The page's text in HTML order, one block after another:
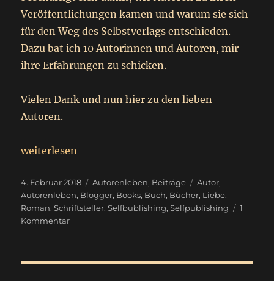
Veröffentlichungen kamen und warum sie sich
für den Weg des Selbstverlags entschieden.
Dazu bat ich 10 Autorinnen und Autoren, mir
ihre Erfahrungen zu schicken.
Vielen Dank und nun hier zu den lieben
Autoren.
„Sonntagsbeitrag
weiterlesen
Veröffentlicht
am
4. Februar 2018 Kategorien
Autorenleben, Beiträge Schlagwörter
Autor,
Autorenleben, Blogger, Books, Buch, Bücher, Liebe,
Roman,Schriftsteller,Selfbublishing,Selfpublishing
1
Kommentarzu